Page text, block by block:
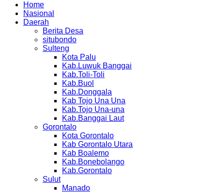
Home
Nasional
Daerah
Berita Desa
situbondo
Sulteng
Kota Palu
Kab.Luwuk Banggai
Kab.Toli-Toli
Kab.Buol
Kab.Donggala
Kab Tojo Una Una
Kab.Tojo Una-una
Kab.Banggai Laut
Gorontalo
Kota Gorontalo
Kab Gorontalo Utara
Kab Boalemo
Kab.Bonebolango
Kab.Gorontalo
Sulut
Manado